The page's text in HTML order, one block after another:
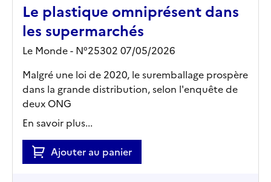
Le plastique omniprésent dans
les supermarchés
Le Monde - N°25302 07/05/2026
Malgré une loi de 2020, le suremballage prospère
dans la grande distribution, selon l'enquête de
deux ONG
En savoir plus...
Ajouter au panier